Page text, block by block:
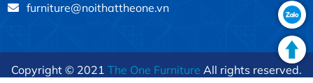
furniture@noithattheone.vn
Copyright © 2021 The One Furniture All rights reserved.